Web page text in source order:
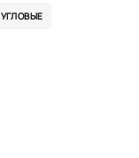
УГЛОВЫЕ